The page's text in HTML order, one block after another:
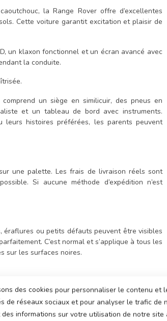
la Range Rover offre d’excellentes
Cette voiture garantit excitation et plaisir de
un klaxon fonctionnel et un écran avancé avec
la conduite.
un siège en similicuir, des pneus en
et un tableau de bord avec instruments.
leurs histoires préférées, les parents peuvent
une palette. Les frais de livraison réels sont
Si aucune méthode d’expédition n’est
éraflures ou petits défauts peuvent être visibles
C’est normal et s’applique à tous les
sur les surfaces noires.
white
des cookies pour personnaliser le contenu et
de réseaux sociaux et pour analyser le trafic de
informations sur votre utilisation de notre site